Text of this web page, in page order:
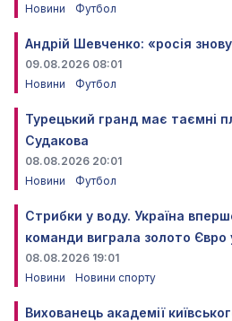
Новини
Футбол
Андрій Шевченко: «росія
09.08.2026 08:01
Новини
Футбол
Турецький гранд має таємні
Судакова
08.08.2026 20:01
Новини
Футбол
Стрибки у воду. Україна
команди виграла золото Євро
08.08.2026 19:01
Новини
Новини спорту
Вихованець академії